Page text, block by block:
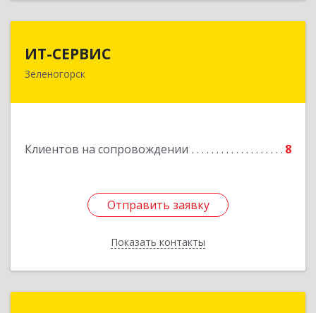
ИТ-СЕРВИС
Зеленогорск
Клиентов на сопровождении 8
Отправить заявку
Показать контакты
663690, Красноярский край, Зеленогорск г,
Отправить заявку
Назад